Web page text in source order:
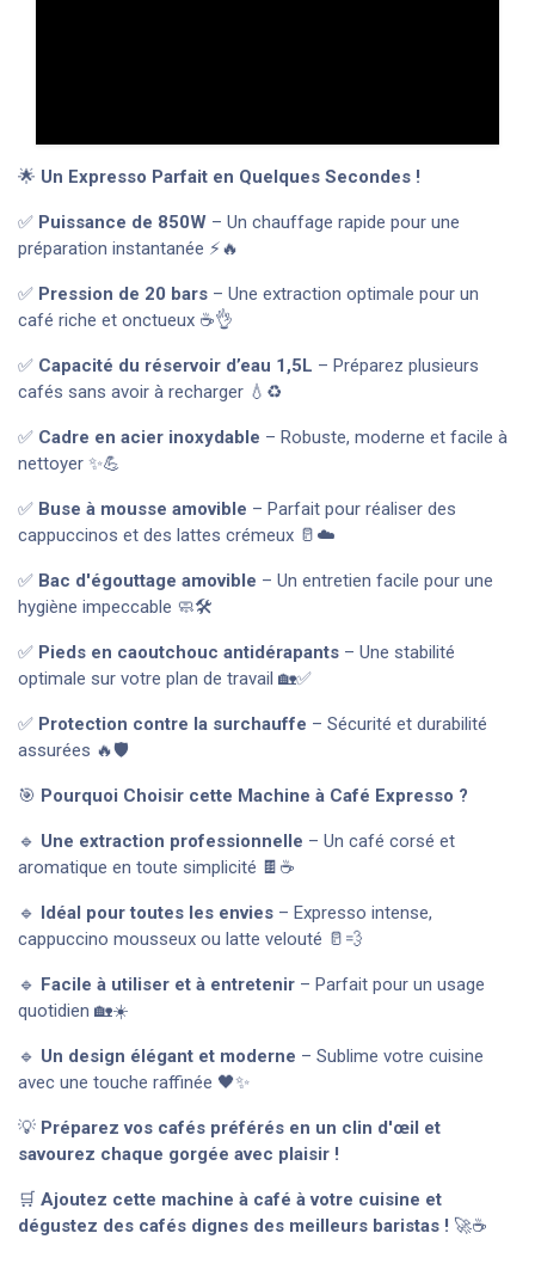
🌟 Un Expresso Parfait en Quelques Secondes !
✅ Puissance de 850W – Un chauffage rapide pour une
préparation instantanée ⚡🔥
✅ Pression de 20 bars – Une extraction optimale pour un
café riche et onctueux ☕👌
✅ Capacité du réservoir d’eau 1,5L – Préparez plusieurs
cafés sans avoir à recharger 💧♻️
✅ Cadre en acier inoxydable – Robuste, moderne et facile à
nettoyer ✨💪
✅ Buse à mousse amovible – Parfait pour réaliser des
cappuccinos et des lattes crémeux 🥛☁️
✅ Bac d'égouttage amovible – Un entretien facile pour une
hygiène impeccable 🧼🛠️
✅ Pieds en caoutchouc antidérapants – Une stabilité
optimale sur votre plan de travail 🏡✅
✅ Protection contre la surchauffe – Sécurité et durabilité
assurées 🔥🛡️
🎯 Pourquoi Choisir cette Machine à Café Expresso ?
🔹 Une extraction professionnelle – Un café corsé et
aromatique en toute simplicité 🍫☕
🔹 Idéal pour toutes les envies – Expresso intense,
cappuccino mousseux ou latte velouté 🥛💨
🔹 Facile à utiliser et à entretenir – Parfait pour un usage
quotidien 🏡☀️
🔹 Un design élégant et moderne – Sublime votre cuisine
avec une touche raffinée 🖤✨
💡 Préparez vos cafés préférés en un clin d'œil et
savourez chaque gorgée avec plaisir !
🛒 Ajoutez cette machine à café à votre cuisine et
dégustez des cafés dignes des meilleurs baristas ! 🚀☕